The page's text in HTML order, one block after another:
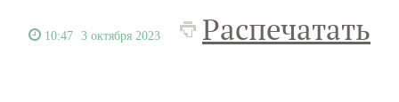
10:47 3 октября 2023 Распечатать